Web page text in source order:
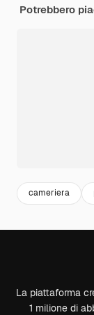
Potrebbero
cameriera
La piattaforma
1 milione di